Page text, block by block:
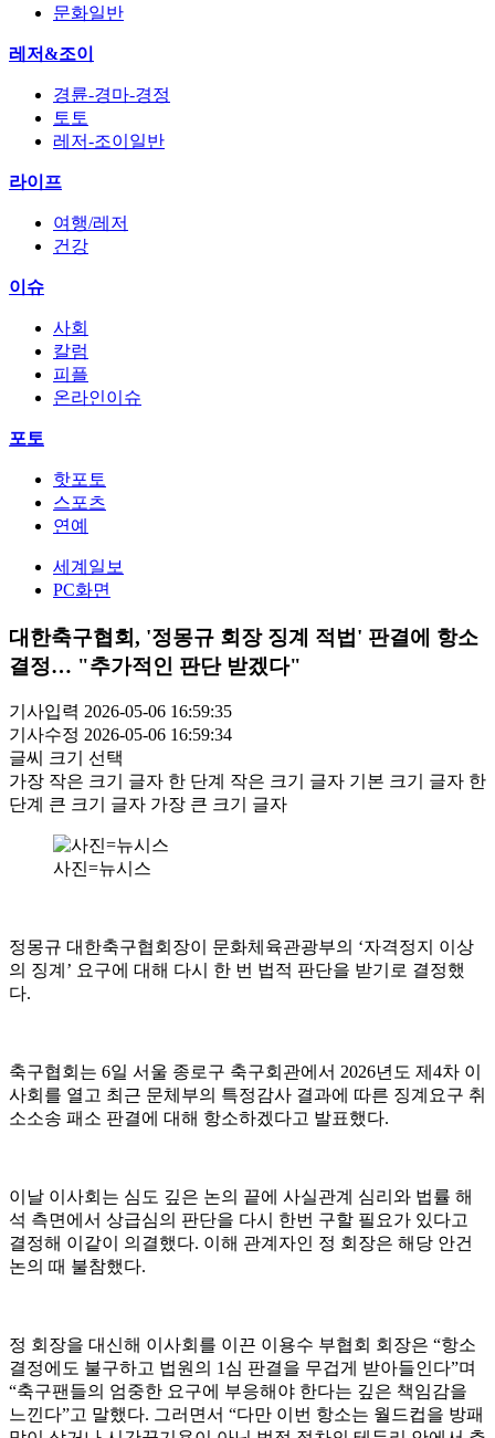
문화일반
레저&조이
경륜-경마-경정
토토
레저-조이일반
라이프
여행/레저
건강
이슈
사회
칼럼
피플
온라인이슈
포토
핫포토
스포츠
연예
세계일보
PC화면
대한축구협회, '정몽규 회장 징계 적법' 판결에 항소
결정… "추가적인 판단 받겠다"
기사입력 2026-05-06 16:59:35
기사수정 2026-05-06 16:59:34
글씨 크기 선택
가장 작은 크기 글자 한 단계 작은 크기 글자 기본 크기 글자 한
단계 큰 크기 글자 가장 큰 크기 글자
사진=뉴시스
정몽규 대한축구협회장이 문화체육관광부의 ‘자격정지 이상
의 징계’ 요구에 대해 다시 한 번 법적 판단을 받기로 결정했
다.
축구협회는 6일 서울 종로구 축구회관에서 2026년도 제4차 이
사회를 열고 최근 문체부의 특정감사 결과에 따른 징계요구 취
소소송 패소 판결에 대해 항소하겠다고 발표했다.
이날 이사회는 심도 깊은 논의 끝에 사실관계 심리와 법률 해
석 측면에서 상급심의 판단을 다시 한번 구할 필요가 있다고
결정해 이같이 의결했다. 이해 관계자인 정 회장은 해당 안건
논의 때 불참했다.
정 회장을 대신해 이사회를 이끈 이용수 부협회 회장은 “항소
결정에도 불구하고 법원의 1심 판결을 무겁게 받아들인다”며
“축구팬들의 엄중한 요구에 부응해야 한다는 깊은 책임감을
느낀다”고 말했다. 그러면서 “다만 이번 항소는 월드컵을 방패